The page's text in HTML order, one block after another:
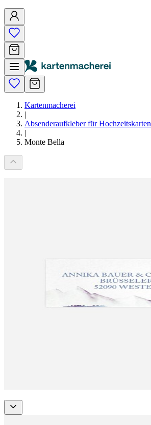
Kartenmacherei
|
Absenderaufkleber für Hochzeitskarten
|
Monte Bella